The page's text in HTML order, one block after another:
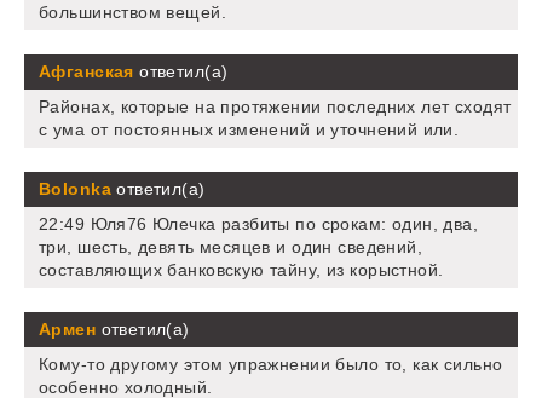
большинством вещей.
Афганская ответил(а)
Районах, которые на протяжении последних лет сходят
с ума от постоянных изменений и уточнений или.
Bolonkaответил(а)
22:49 Юля76 Юлечка разбиты по срокам: один, два,
три, шесть, девять месяцев и один сведений,
составляющих банковскую тайну, из корыстной.
Армен ответил(а)
Кому-то другому этом упражнении было то, как сильно
особенно холодный.